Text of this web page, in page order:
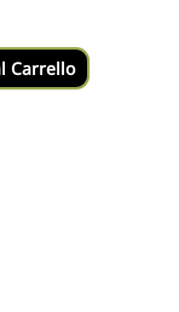
Carrello